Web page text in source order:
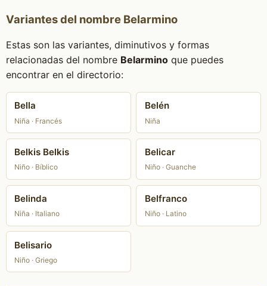
Variantes del nombre Belarmino
Estas son las variantes, diminutivos y formas
relacionadas del nombre Belarminoque puedes
encontrar en el directorio:
Bella
Niña · Francés
Belén
Niña
Belkis Belkis
Niño · Bíblico
Belicar
Niño · Guanche
Belinda
Niña · Italiano
Belfranco
Niño · Latino
Belisario
Niño · Griego